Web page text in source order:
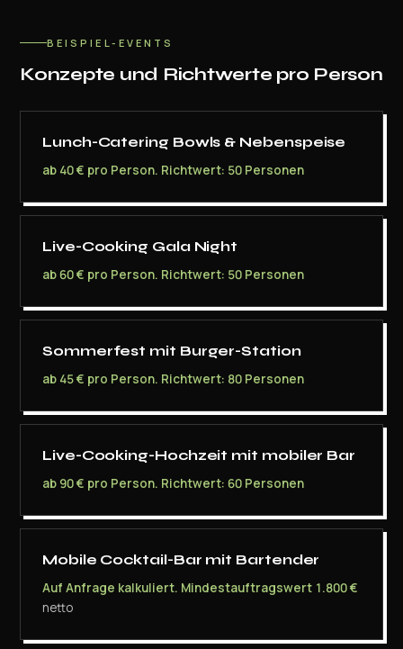
BEISPIEL-EVENTS
Konzepte und Richtwerte pro Person
Lunch-Catering Bowls & Nebenspeise
ab 40 € pro Person. Richtwert: 50 Personen
Live-Cooking Gala Night
ab 60 € pro Person. Richtwert: 50 Personen
Sommerfest mit Burger-Station
ab 45 € pro Person. Richtwert: 80 Personen
Live-Cooking-Hochzeit mit mobiler Bar
ab 90 € pro Person. Richtwert: 60 Personen
Mobile Cocktail-Bar mit Bartender
Auf Anfrage kalkuliert. Mindestauftragswert 1.800 €
netto